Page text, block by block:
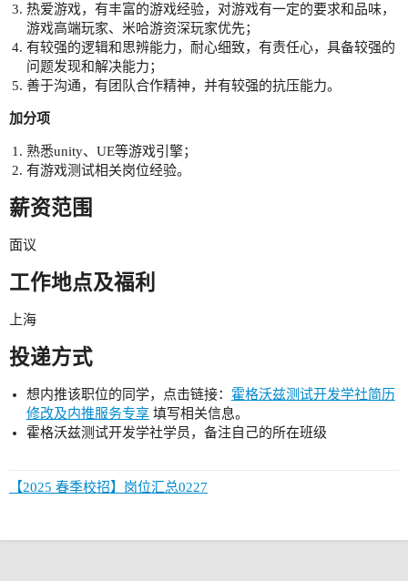
热爱游戏，有丰富的游戏经验，对游戏有一定的要求和品味，
游戏高端玩家、米哈游资深玩家优先；
有较强的逻辑和思辨能力，耐心细致，有责任心，具备较强的
问题发现和解决能力；
善于沟通，有团队合作精神，并有较强的抗压能力。
加分项
熟悉unity、UE等游戏引擎；
有游戏测试相关岗位经验。
薪资范围
面议
工作地点及福利
上海
投递方式
想内推该职位的同学，点击链接： 霍格沃兹测试开发学社简历
修改及内推服务专享填写相关信息。
霍格沃兹测试开发学社学员，备注自己的所在班级
【2025 春季校招】岗位汇总0227